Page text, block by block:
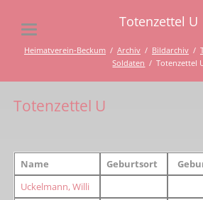
Totenzettel U
Heimatverein-Beckum Archiv Bildarchiv
Soldaten
Totenzettel
Totenzettel U
Name Geburtsort
Uckelmann, Willi